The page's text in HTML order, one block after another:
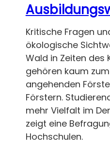
Kritische Fragen
ökologische
Wald in Zeiten des
gehören kaum
angehenden
Förstern.
mehr Vielfalt im
zeigt eine
Hochschulen.